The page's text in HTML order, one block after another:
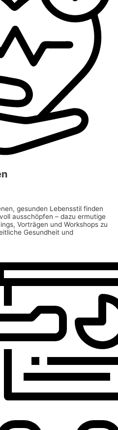
gesunden Lebensstil finden
ausschöpfen – dazu ermutige
Vorträgen und Workshops zu
Gesundheit und